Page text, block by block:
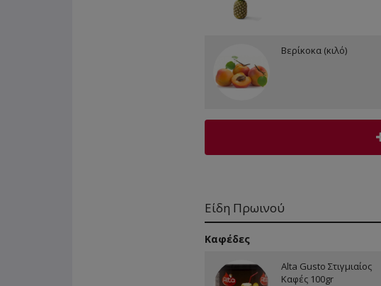
Βερίκοκα (κιλό)
Είδη Πρωινού
Καφέδες
Alta Gusto Στιγμιαίος
Καφές 100gr